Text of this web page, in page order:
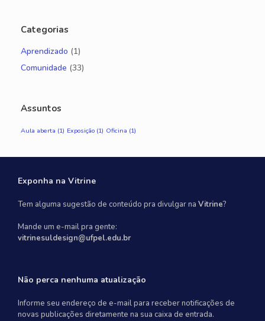
Categorias
Aprendizado (1)
Comunidade (33)
Assuntos
Aula aberta (1) Exposição (1) Oficina (1)
Exponha na Vitrine
Tem alguma sugestão de conteúdo pra divulgar na Vitrine?
Mande um e-mail pra gente:
vitrinesuldesign@ufpel.edu.br
Não perca nenhuma atualização
Informe seu endereço de e-mail para receber notificações de
novas publicações diretamente na sua caixa de entrada.